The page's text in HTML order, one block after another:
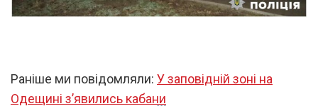
Раніше ми повідомляли: У заповідній зоні на
Одещині з’явились кабани